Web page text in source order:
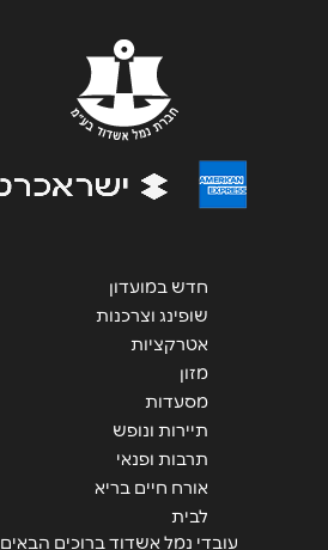
חדש במועדון
שופינג וצרכנות
אטרקציות
מזון
מסעדות
תיירות ונופש
תרבות ופנאי
אורח חיים בריא
לבית
עובדי נמל אשדוד ברוכים הבאים